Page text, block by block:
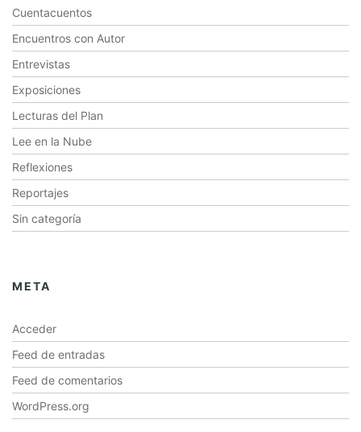
Cuentacuentos
Encuentros con Autor
Entrevistas
Exposiciones
Lecturas del Plan
Lee en la Nube
Reflexiones
Reportajes
Sin categoría
META
Acceder
Feed de entradas
Feed de comentarios
WordPress.org